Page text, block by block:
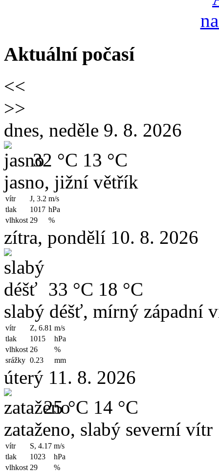
Aktuální počasí
<<
>>
dnes, neděle 9. 8. 2026
32 °C 13 °C
jasno, jižní větřík
vítr J, 3.2 m/s
tlak
1017 hPa
vlhkost 29 %
zítra, pondělí 10. 8. 2026
33 °C 18 °C
slabý déšť, mírný západní
vítr Z, 6.81 m/s
tlak
1015
hPa
vlhkost 26
%
srážky 0.23 mm
úterý 11. 8. 2026
25 °C 14 °C
zataženo, slabý severní vítr
vítr S, 4.17 m/s
tlak
1023
hPa
vlhkost 29 %